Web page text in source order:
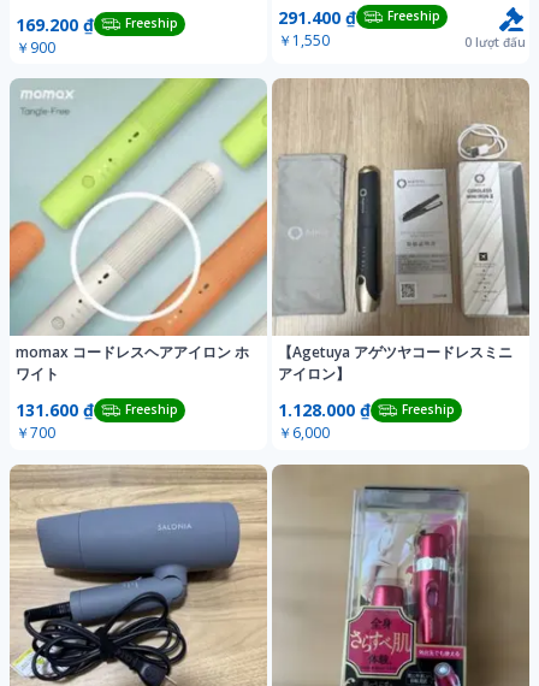
169.200 ₫ Freeship
￥900
291.400 ₫ Freeship
￥1,550 0 lượt đấu
momax コードレスヘアアイロン ホ
ワイト
131.600 ₫ Freeship
￥700
【Agetuya アゲツヤコードレスミニ
アイロン】
1.128.000 ₫ Freeship
￥6,000